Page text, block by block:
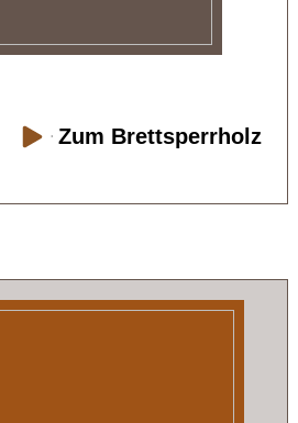
Zum Brettsperrholz